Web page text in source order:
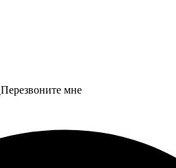
Перезвоните мне